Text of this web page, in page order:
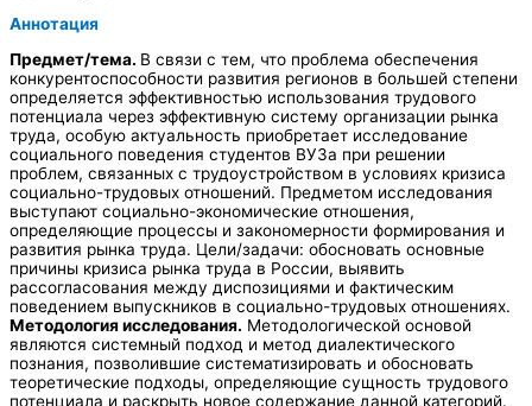
Аннотация
Предмет/тема. В связи с тем, что проблема обеспечения
конкурентоспособности развития регионов в большей степени
определяется эффективностью использования трудового
потенциала через эффективную систему организации рынка
труда, особую актуальность приобретает исследование
социального поведения студентов ВУЗа при решении
проблем, связанных с трудоустройством в условиях кризиса
социально-трудовых отношений. Предметом исследования
выступают социально-экономические отношения,
определяющие процессы и закономерности формирования и
развития рынка труда. Цели/задачи: обосновать основные
причины кризиса рынка труда в России, выявить
рассогласования между диспозициями и фактическим
поведением выпускников в социально-трудовых отношениях.
Методология исследования. Методологической основой
являются системный подход и метод диалектического
познания, позволившие систематизировать и обосновать
теоретические подходы, определяющие сущность трудового
потенциала и раскрыть новое содержание данной категорий.